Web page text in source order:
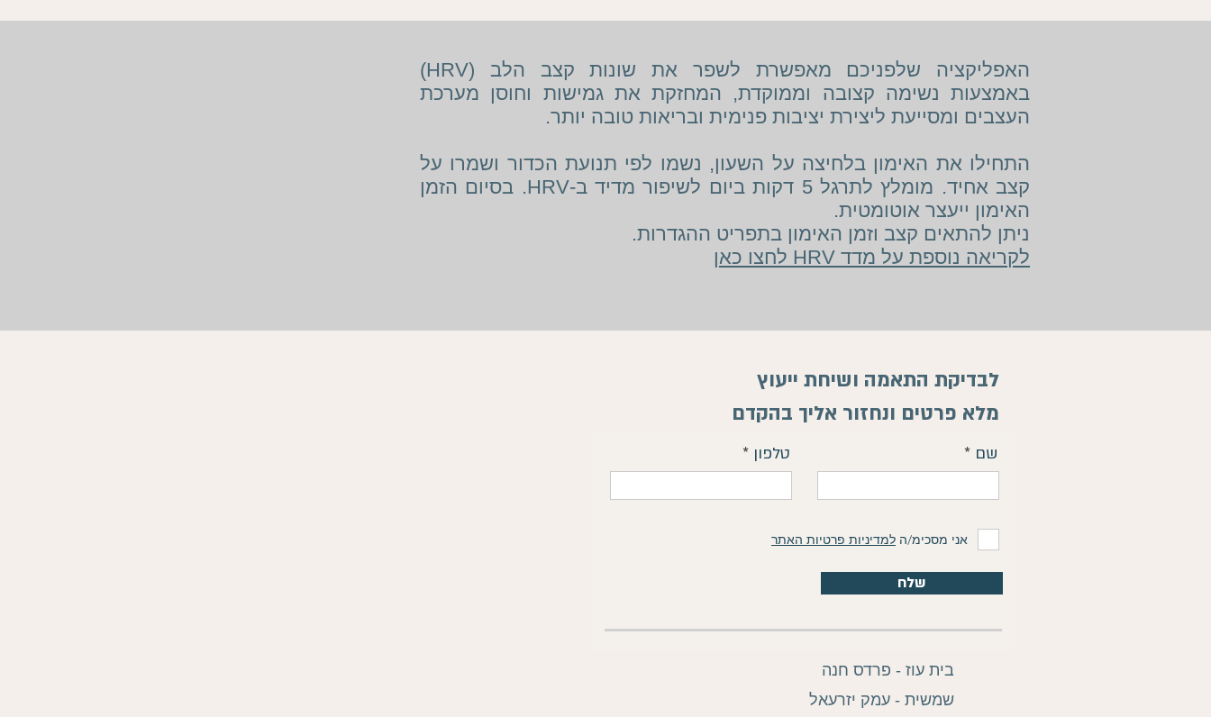
האפליקציה שלפניכם מאפשרת לשפר את שונות קצב הלב (HRV)
באמצעות נשימה קצובה וממוקדת, המחזקת את גמישות וחוסן מערכת
העצבים ומסייעת ליצירת יציבות פנימית ובריאות טובה יותר.
התחילו את האימון בלחיצה על השעון, נשמו לפי תנועת הכדור ושמרו על
קצב אחיד.
מומלץ לתרגל 5 דקות ביום לשיפור מדיד ב-HRV. בסיום הזמן
האימון ייעצר אוטומטית.
ניתן להתאים קצב וזמן האימון בתפריט ההגדרות.
לקריאה נוספת על מדד HRV לחצו כאן
לבדיקת התאמה ושיחת ייעוץ
מלא פרטים ונחזור אליך בהקדם
טלפון שם
אני מסכימ/ה למדיניות פרטיות האתר
שלח
בית עוז - פרדס חנה
שמשית - עמק יזרעאל